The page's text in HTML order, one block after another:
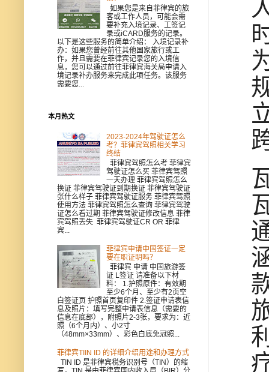
如果您是来自菲律宾的旅
客或工作人员，可能会需
要补充入境记录、工签记
录或iCARD服务的记录。
以下是这些服务的简单介绍： 入境记录补
办：如果您曾经前往其他国家旅行或工
作，并且需要在菲律宾记录您的入境信
息，您可以通过前往菲律宾海关局申请入
境记录补办服务来完成此项任务。该服务
需要您...
本月热文
2023-2024年驾驶证怎么
考？菲律宾驾照相关学习
终结
菲律宾驾照怎么考 菲律宾
驾驶证怎么买 菲律宾驾照
一天办理 菲律宾驾照怎么
换证 菲律宾驾驶证到期换证 菲律宾驾驶证
张什么样子 菲律宾驾驶证服务 菲律宾驾照
使用方法 菲律宾驾照怎么查询 菲律宾驾驶
证怎么看过期 菲律宾驾驶证修改信息 菲律
宾驾照丢失 菲律宾驾驶证CR OR 菲律
宾...
菲律宾申请中国签证一定
要在职证明吗？
菲律宾 申请 中国旅游签
证 L签证 请准备以下材
料： 1.护照原件：有效期
至少6个月、至少有2页空
白签证页 护照首页复印件 2.签证申请表信
息及照片：填写完整申请表信息（需要的
信息在底部），附照片2-3张，要求为：近
照（6个月内）、小2寸
（48mm×33mm）、彩色白底免冠照...
菲律宾TIIN ID 的详细介绍用途和办理方式
TIN ID 是菲律宾税务识别号（TIN）的缩